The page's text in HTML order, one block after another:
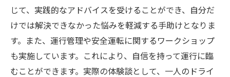
じて、実践的なアドバイスを受けることができ、自分だ
けでは解決できなかった悩みを軽減する手助けとなりま
す。また、運行管理や安全運転に関するワークショップ
も実施しています。これにより、自信を持って運行に臨
むことができます。実際の体験談として、一人のドライ